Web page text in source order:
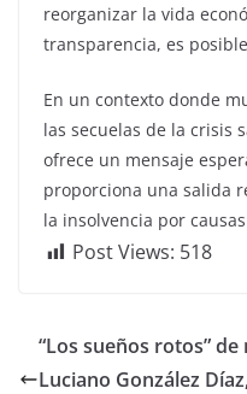
reorganizar la vida
transparencia, es
En un contexto donde
las secuelas de la crisis
ofrece un mensaje
proporciona una salida
la insolvencia por
Post Views: 518
“Los sueños rotos”
Luciano González